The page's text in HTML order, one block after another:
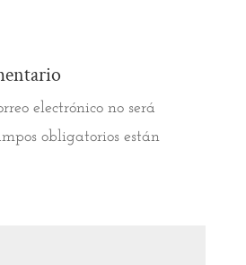
electrónico no será
obligatorios están